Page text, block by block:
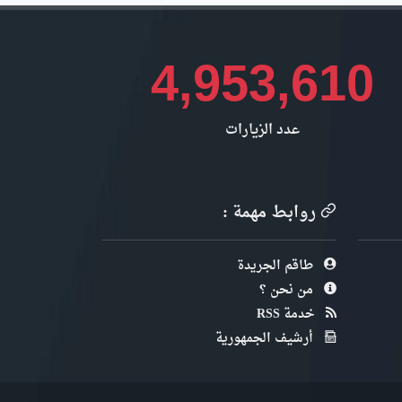
4,953,610
عدد الزيارات
روابط مهمة :
طاقم الجريدة
من نحن ؟
خدمة RSS
أرشيف الجمهورية